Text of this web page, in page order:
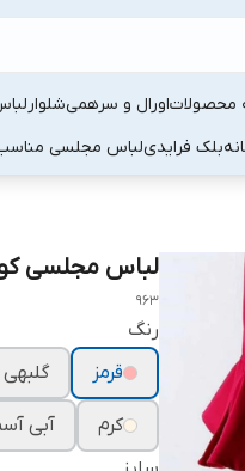
محصولاتاورال و سرهمیشلوار
بلک فرایدیلباس مجلسی مناسب
لباس مجلسی
963
رنگ
قرمز
گلبهی
کرم آبی